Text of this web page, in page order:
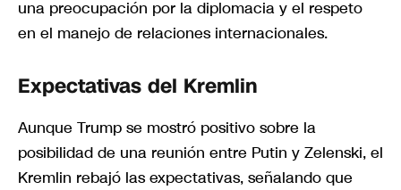
una preocupación por la diplomacia y el respeto
en el manejo de relaciones internacionales.
Expectativas del Kremlin
Aunque Trump se mostró positivo sobre la
posibilidad de una reunión entre Putin y Zelenski, el
Kremlin rebajó las expectativas, señalando que